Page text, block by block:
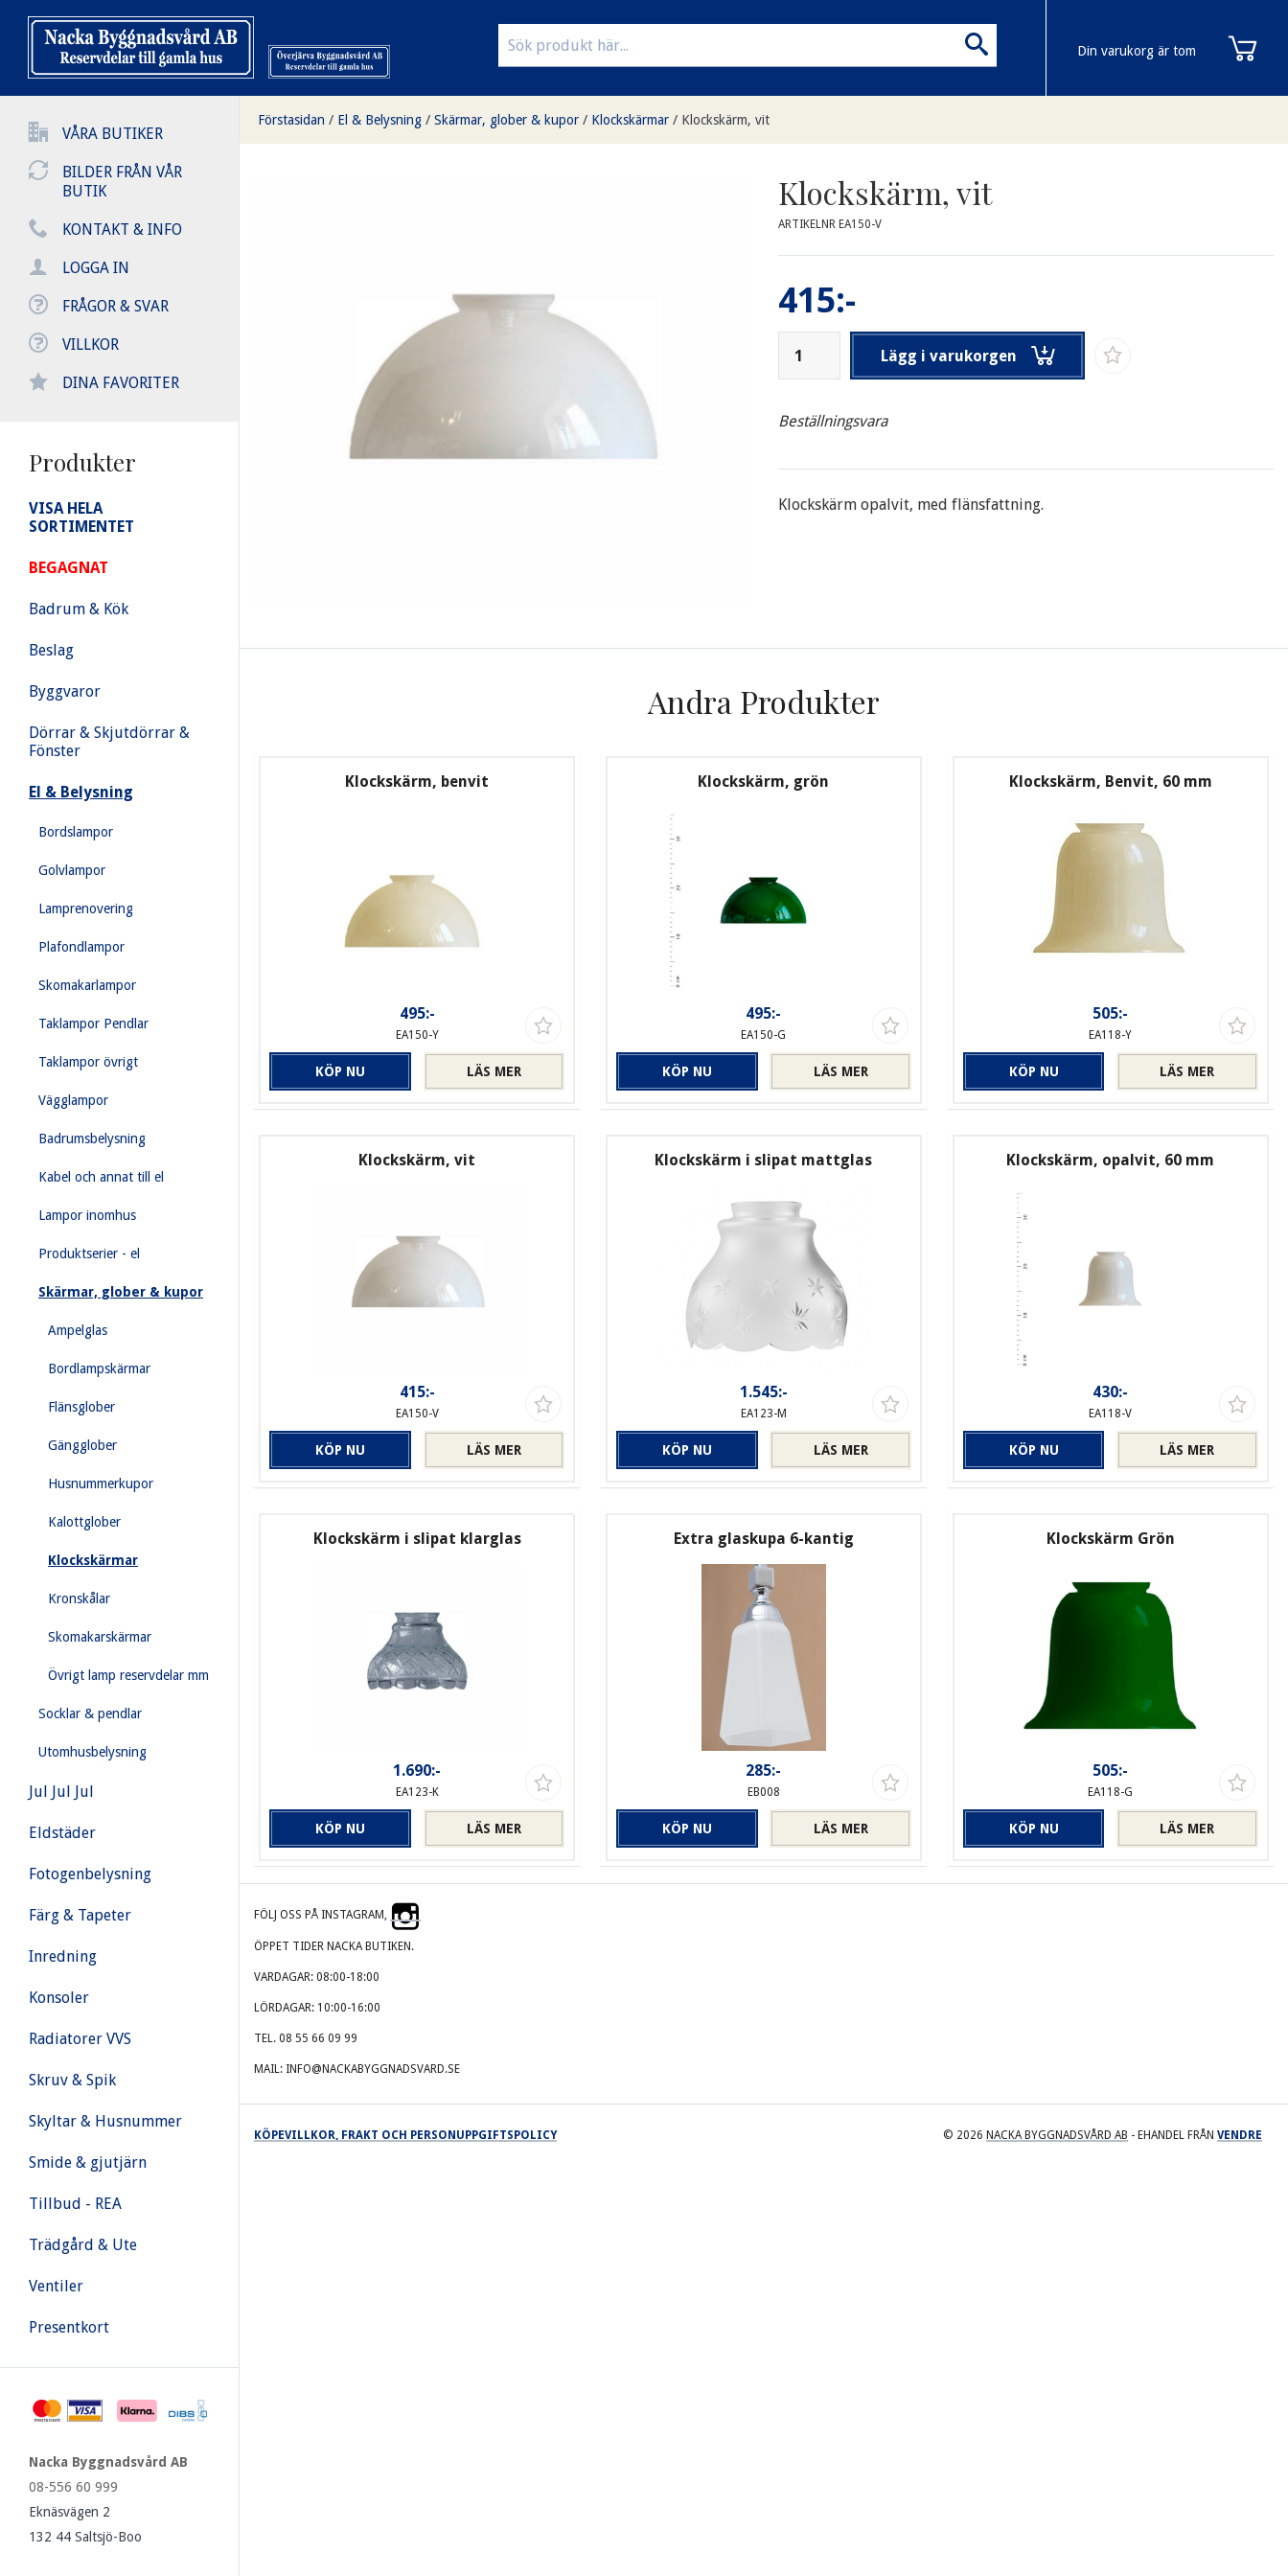
VÅRA BUTIKER
BILDER FRÅN VÅR
BUTIK
KONTAKT & INFO
LOGGA IN
FRÅGOR & SVAR
VILLKOR
DINA FAVORITER
Produkter
VISA HELA
SORTIMENTET
BEGAGNAT
Badrum & Kök
Beslag
Byggvaror
Dörrar & Skjutdörrar &
Fönster
El & Belysning
Bordslampor
Golvlampor
Lamprenovering
Plafondlampor
Skomakarlampor
Taklampor Pendlar
Taklampor övrigt
Vägglampor
Badrumsbelysning
Kabel och annat till el
Lampor inomhus
Produktserier - el
Skärmar, glober & kupor
Ampelglas
Bordlampskärmar
Flänsglober
Gängglober
Husnummerkupor
Kalottglober
Klockskärmar
Kronskålar
Skomakarskärmar
Övrigt lamp reservdelar mm
Socklar & pendlar
Utomhusbelysning
Jul Jul Jul
Eldstäder
Fotogenbelysning
Färg & Tapeter
Inredning
Konsoler
Radiatorer VVS
Skruv & Spik
Skyltar & Husnummer
Smide & gjutjärn
Tillbud - REA
Trädgård & Ute
Ventiler
Presentkort
Nacka Byggnadsvård AB
08-556 60 999
Eknäsvägen 2
132 44 Saltsjö-Boo
Din varukorg är tom
Förstasidan / El & Belysning / Skärmar, glober & kupor / Klockskärmar / Klockskärm, vit
Klockskärm, vit
ARTIKELNR EA150-V
415:-
Lägg i varukorgen
Beställningsvara
Klockskärm opalvit, med flänsfattning.
Andra Produkter
Klockskärm, benvit
495:-
EA150-Y
LÄS MER
KÖP NU
Klockskärm, grön
495:-
EA150-G
LÄS MER
KÖP NU
Klockskärm, Benvit, 60 mm
505:-
EA118-Y
LÄS MER
KÖP NU
Klockskärm, vit
415:-
EA150-V
LÄS MER
KÖP NU
Klockskärm i slipat mattglas
1.545:-
EA123-M
LÄS MER
KÖP NU
Klockskärm, opalvit, 60 mm
430:-
EA118-V
LÄS MER
KÖP NU
Klockskärm i slipat klarglas
1.690:-
EA123-K
LÄS MER
KÖP NU
Extra glaskupa 6-kantig
285:-
EB008
LÄS MER
KÖP NU
Klockskärm Grön
505:-
EA118-G
LÄS MER
KÖP NU
FÖLJ OSS PÅ INSTAGRAM,
ÖPPET TIDER NACKA BUTIKEN.
VARDAGAR: 08:00-18:00
LÖRDAGAR: 10:00-16:00
TEL. 08 55 66 09 99
MAIL: INFO@NACKABYGGNADSVARD.SE
KÖPEVILLKOR, FRAKT OCH PERSONUPPGIFTSPOLICY © 2026 NACKA BYGGNADSVÅRD AB - EHANDEL FRÅN VENDRE